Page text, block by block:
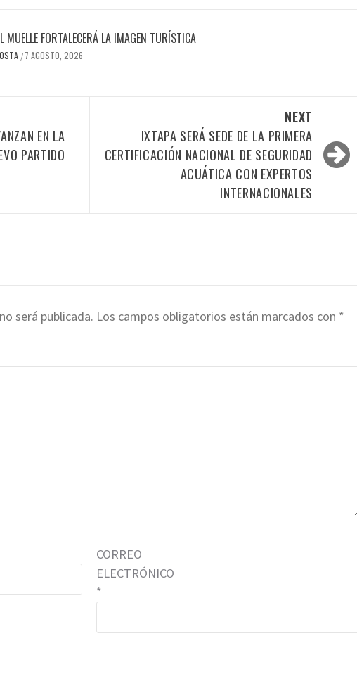
MUELLE FORTALECERÁ LA IMAGEN TURÍSTICA
/ 7 AGOSTO, 2026
EN LA
PARTIDO
NEXT
IXTAPA SERÁ SEDE DE LA PRIMERA
CERTIFICACIÓN NACIONAL DE SEGURIDAD
ACUÁTICA CON EXPERTOS
INTERNACIONALES
será publicada. Los campos obligatorios están marcados con *
CORREO
ELECTRÓNICO
*